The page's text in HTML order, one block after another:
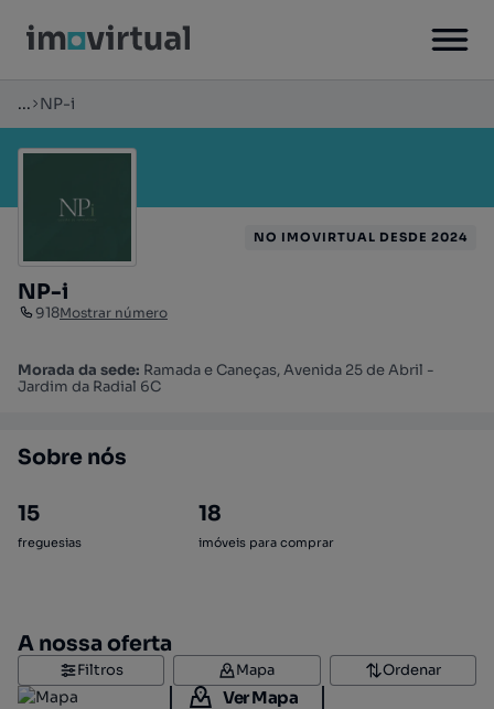
... NP-i
NP-i
918Mostrar número
Morada da sede: Ramada e Caneças, Avenida 25 de Abril -
Jardim da Radial 6C
NO IMOVIRTUAL DESDE 2024
Sobre nós
15
freguesias
18
imóveis para comprar
A nossa oferta
Filtros Mapa Ordenar
Ver Mapa